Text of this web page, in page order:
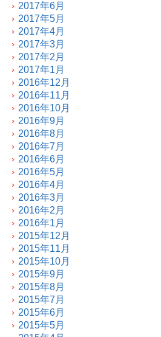
2017年6月
2017年5月
2017年4月
2017年3月
2017年2月
2017年1月
2016年12月
2016年11月
2016年10月
2016年9月
2016年8月
2016年7月
2016年6月
2016年5月
2016年4月
2016年3月
2016年2月
2016年1月
2015年12月
2015年11月
2015年10月
2015年9月
2015年8月
2015年7月
2015年6月
2015年5月